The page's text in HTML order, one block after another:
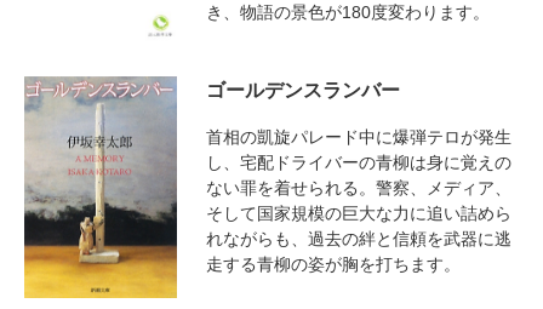
き、物語の景色が180度変わります。
ゴールデンスランバー
首相の凱旋パレード中に爆弾テロが発生
し、宅配ドライバーの青柳は身に覚えの
ない罪を着せられる。警察、メディア、
そして国家規模の巨大な力に追い詰めら
れながらも、過去の絆と信頼を武器に逃
走する青柳の姿が胸を打ちます。